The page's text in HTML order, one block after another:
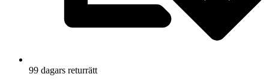
99 dagars returrätt